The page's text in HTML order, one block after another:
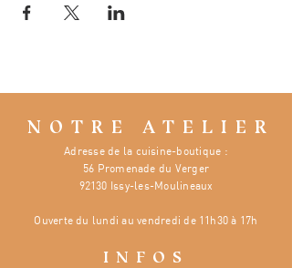
NOTRE ATELIER
Adresse de la cuisine-boutique :
56 Promenade du Verger
92130 Issy-les-Moulineaux
Ouvertedu lundi au vendredi de 11h30 à 17h
INFOS